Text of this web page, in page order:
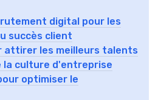
digital pour les
succès client
attirer les meilleurs talents
la culture d'entreprise
optimiser le